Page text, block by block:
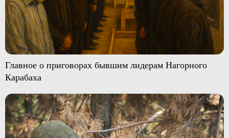
Главное о приговорах бывшим лидерам Нагорного
Карабаха